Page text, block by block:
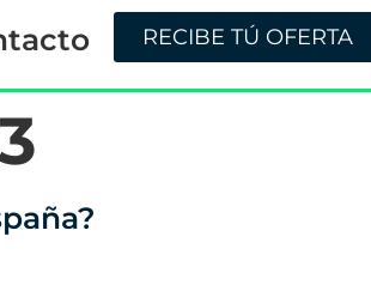
RECIBE TÚ OFERTA